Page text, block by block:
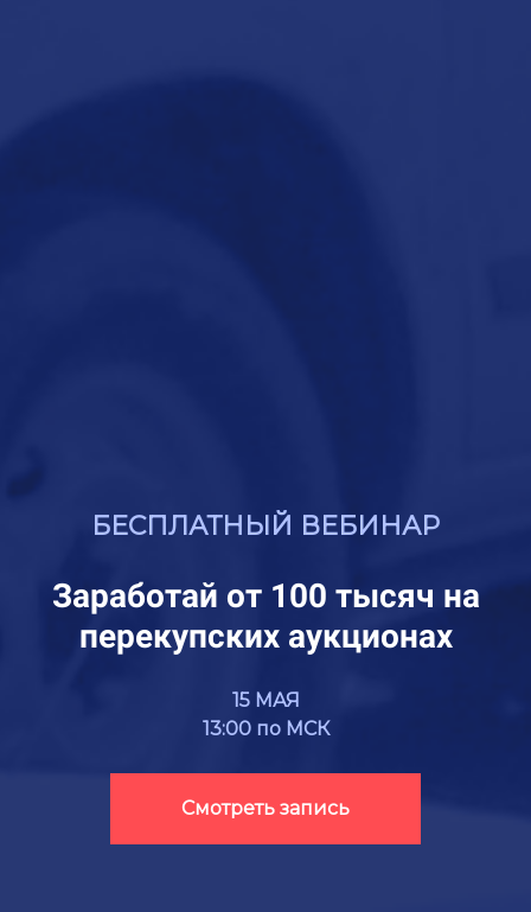
БЕСПЛАТНЫЙ ВЕБИНАР
Заработай от 100 тысяч на
перекупских аукционах
15 МАЯ
13:00 по МСК
Смотреть запись